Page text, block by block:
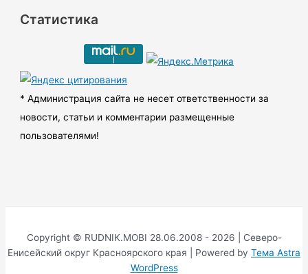
х
ы
Статистика
* Администрация сайта не несет ответственности за
новости, статьи и комментарии размещенные
пользователями!
Copyright © RUDNIK.MOBI 28.06.2008 - 2026 | Северо-
Енисейский округ Красноярского края | Powered by Тема Astra
WordPress